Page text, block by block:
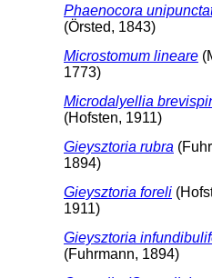
Phaenocora
(Örsted, 1843)
Microstomum lineare
1773)
Microdalyellia
(Hofsten, 1911)
Gieysztoria rubra
1894)
Gieysztoria foreli
1911)
Gieysztoria
(Fuhrmann, 1894)